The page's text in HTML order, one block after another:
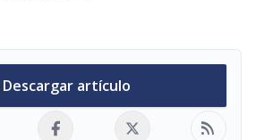
Descargar artículo
rss_feed